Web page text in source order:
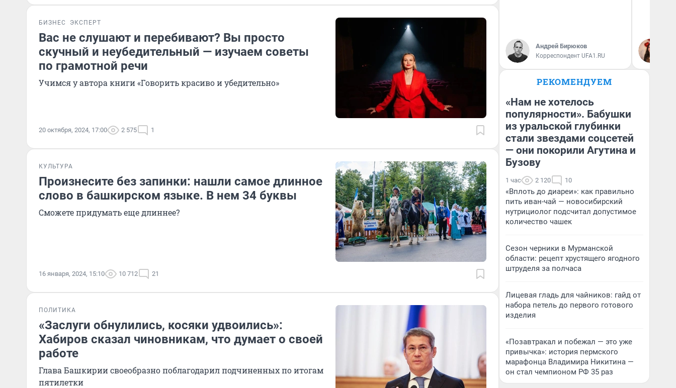
БИЗНЕС ЭКСПЕРТ
Вас не слушают и перебивают? Вы просто
скучный и неубедительный — изучаем советы
по грамотной речи
Учимся у автора книги «Говорить красиво и убедительно»
20 октября, 2024, 17:00 2 575 1
КУЛЬТУРА
Произнесите без запинки: нашли самое длинное
слово в башкирском языке. В нем 34 буквы
Сможете придумать еще длиннее?
16 января, 2024, 15:10 10 712 21
ПОЛИТИКА
«Заслуги обнулились, косяки удвоились»:
Хабиров сказал чиновникам, что думает о своей
работе
Глава Башкирии своеобразно поблагодарил подчиненных по итогам
пятилетки
Андрей Бирюков
Корреспондент UFA1.RU
РЕКОМЕНДУЕМ
«Нам не хотелось
популярности». Бабушки
из уральской глубинки
стали звездами соцсетей
— они покорили Агутина и
Бузову
1 час 2 120 10
«Вплоть до диареи»: как правильно
пить иван-чай — новосибирский
нутрициолог подсчитал допустимое
количество чашек
Сезон черники в Мурманской
области: рецепт хрустящего ягодного
штруделя за полчаса
Лицевая гладь для чайников: гайд от
набора петель до первого готового
изделия
«Позавтракал и побежал — это уже
привычка»: история пермского
марафонца Владимира Никитина —
он стал чемпионом РФ 35 раз